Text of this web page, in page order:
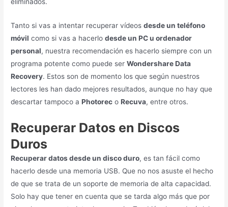
eliminados.
Tanto si vas a intentar recuperar vídeosdesde un teléfono
móvil como si vas a hacerlodesde un PC u ordenador
personal, nuestra recomendación es hacerlo siempre con un
programa potente como puede serWondershare Data
Recovery. Estos son de momento los que según nuestros
lectores les han dado mejores resultados, aunque no hay que
descartar tampoco aPhotorec oRecuva, entre otros.
Recuperar Datos en Discos
Duros
Recuperar datos desde un disco duro, es tan fácil como
hacerlo desde una memoria USB. Que no nos asuste el hecho
de que se trata de un soporte de memoria de alta capacidad.
Solo hay que tener en cuenta que se tarda algo más que por